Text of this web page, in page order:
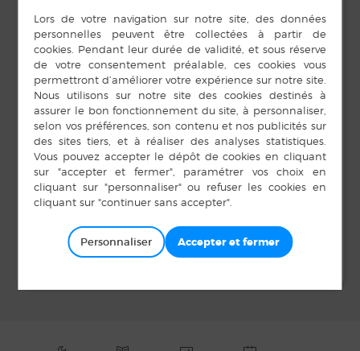
DÉTAILS
Date :
17 janvier 2020
Heure :
19 h 30 min à 20 h 30
min
LIEU
Salle Unisson
lecture
Solidarité
Personnaliser